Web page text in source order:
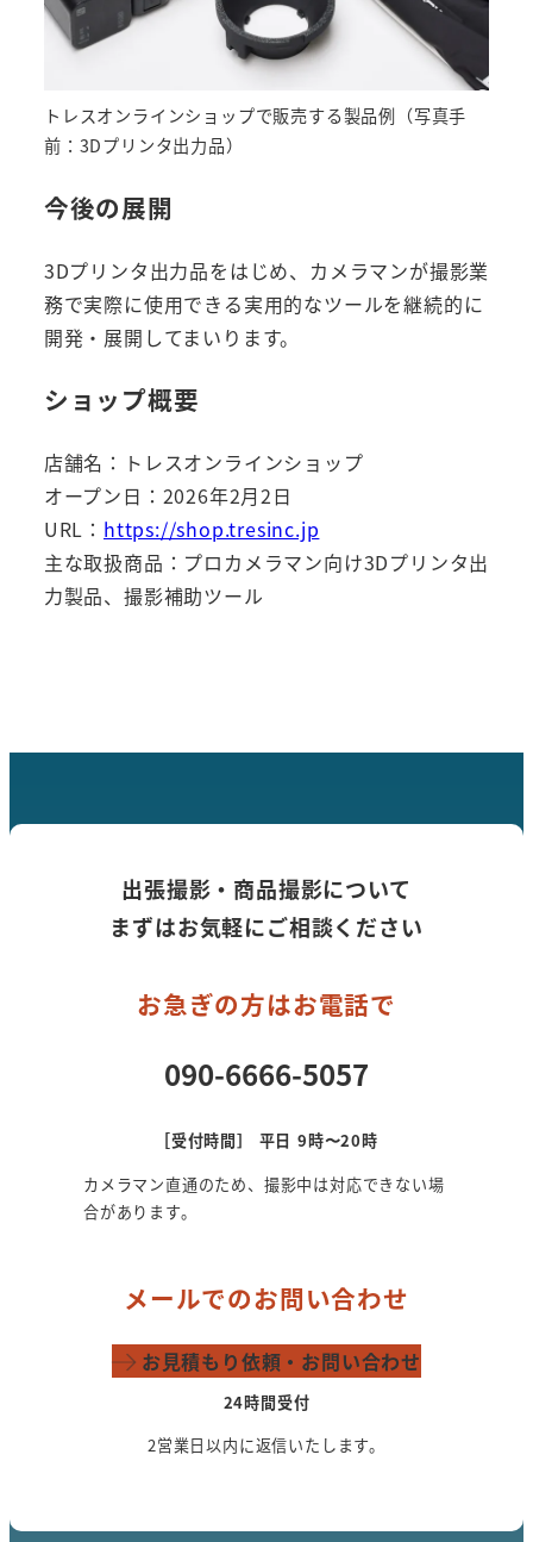
トレスオンラインショップで販売する製品例（写真手
前：3Dプリンタ出力品）
今後の展開
3Dプリンタ出力品をはじめ、カメラマンが撮影業
務で実際に使用できる実用的なツールを継続的に
開発・展開してまいります。
ショップ概要
店舗名：トレスオンラインショップ
オープン日：2026年2月2日
URL： https://shop.tresinc.jp
主な取扱商品：プロカメラマン向け3Dプリンタ出
力製品、撮影補助ツール
出張撮影・商品撮影について
まずはお気軽にご相談ください
お急ぎの方はお電話で
090-6666-5057
［受付時間］ 平日 9時〜20時
カメラマン直通のため、撮影中は対応できない場
合があります。
メールでのお問い合わせ
お見積もり依頼・お問い合わせ
24時間受付
2営業日以内に返信いたします。